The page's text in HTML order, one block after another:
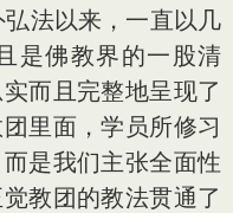
法以来，一直以几
是佛教界的一股清
而且完整地呈现了
里面，学员所修习
是我们主张全面性
教团的教法贯通了